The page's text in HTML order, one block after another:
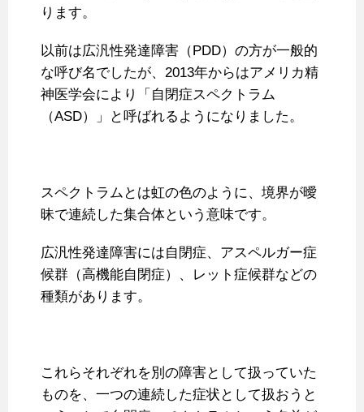
ります。
以前は広汎性発達障害（PDD）の方が一般的
な呼び名でしたが、2013年からはアメリカ精
神医学会により「自閉症スペクトラム
（ASD）」と呼ばれるようになりました。
スペクトラムとは虹の色のように、境界が曖
昧で連続した集合体という意味です。
広汎性発達障害には自閉症、アスペルガー症
候群（高機能自閉症）、レット症候群などの
種類があります。
これらそれぞれを別の障害として扱っていた
ものを、一つの連続した症状として扱おうと